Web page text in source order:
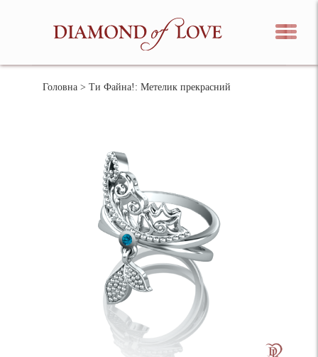
Головна > Ти Файна!: Метелик прекрасний